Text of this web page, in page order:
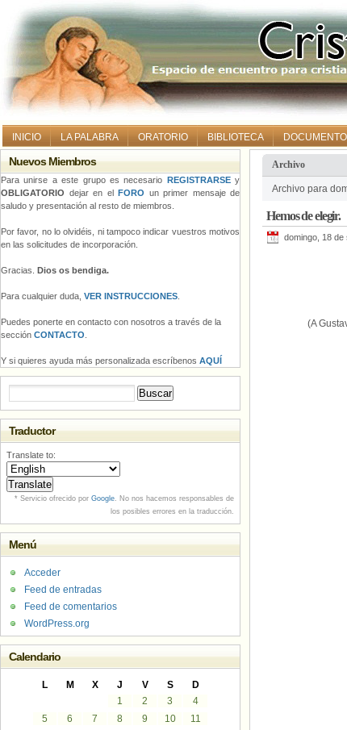
INICIO LA PALABRA ORATORIO BIBLIOTECA
Archivo
Archivo para
Hemos de elegir.
domingo, 18 de
(A
Nuevos Miembros
Para unirse a este grupo es necesario REGISTRARSEy
OBLIGATORIO dejar en el FORO un primer mensaje de
saludo y presentación al resto de miembros.
Por favor, no lo olvidéis, ni tampoco indicar vuestros motivos
en las solicitudes de incorporación.
Gracias. Dios os bendiga.
Para cualquier duda, VER INSTRUCCIONES
Puedes ponerte en contacto con nosotros a través de la
sección CONTACTO
Y si quieres ayuda más personalizada escríbenos AQUÍ
Traductor
Translate to:
* Servicio ofrecido por Google. No nos hacemos responsables de
los posibles errores en la traducción.
Menú
Acceder
Feed de entradas
Feed de comentarios
WordPress.org
Calendario
L M X J V S
D
1
2 3
4
5
6 7 8 9 10
11